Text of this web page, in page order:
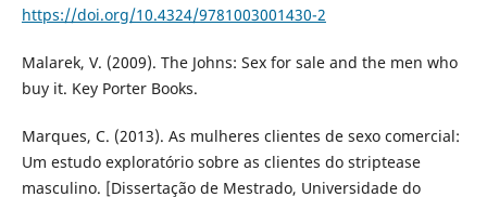
https://doi.org/10.4324/9781003001430-2
Malarek, V. (2009). The Johns: Sex for sale and the men who
buy it. Key Porter Books.
Marques, C. (2013). As mulheres clientes de sexo comercial:
Um estudo exploratório sobre as clientes do striptease
masculino. [Dissertação de Mestrado, Universidade do